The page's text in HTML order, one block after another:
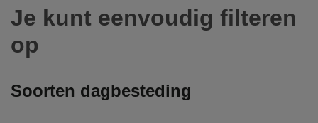
Je kunt eenvoudig filteren
op
Soorten dagbesteding